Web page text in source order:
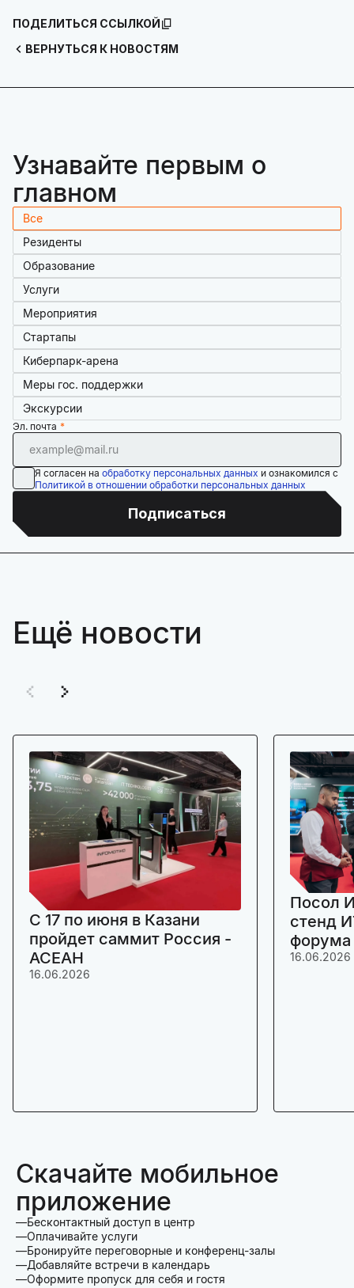
ВЕРНУТЬСЯ К НОВОСТЯМ
ПОДЕЛИТЬСЯ ССЫЛКОЙ
Узнавайте первым о
главном
Все
Резиденты
Образование
Услуги
Мероприятия
Стартапы
Киберпарк-арена
Меры гос. поддержки
Экскурсии
Эл. почта
Я согласен на обработку персональных данных и ознакомился с
Политикой в отношении обработки персональных данных
Подписаться
Ещё новости
C 17 по июня в Казани
пройдет саммит Россия -
АСЕАН
16.06.2026
Посол
стенд
16.06.2026
Скачайте мобильное
приложение
Бесконтактный доступ в центр
Оплачивайте услуги
Бронируйте переговорные и конференц-залы
Добавляйте встречи в календарь
Оформите пропуск для себя и гостя